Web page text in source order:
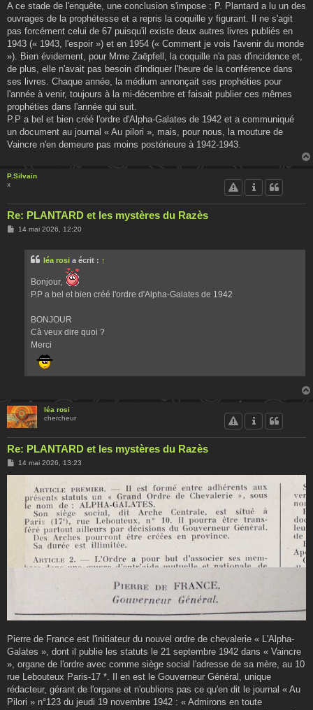
A ce stade de l'enquête, une conclusion s'impose : P. Plantard a lu un des
ouvrages de la prophétesse et a repris la coquille y figurant. Il ne s'agit
pas forcément celui de 67 puisqu'il existe deux autres livres publiés en
1943 (« 1943, l'espoir ») et en 1954 (« Comment je vois l'avenir du monde
»). Bien évidement, pour Mme Zaëpfell, la coquille n'a pas d'incidence et,
de plus, elle n'avait pas besoin d'indiquer l'heure de la conférence dans
ses livres. Chaque année, la médium annonçait ses prophéties pour
l'année à venir, toujours à la mi-décembre et faisait publier ces mêmes
prophéties dans l'année qui suit.
P.P a bel et bien créé l'ordre d'Alpha-Galates de 1942 et a communiqué
un document au journal « Au pilori », mais, pour nous, la mouture de
Vaincre n'en demeure pas moins postérieure à 1942-1943.
P.Silvain
x
Re: PLANTARD et les mystères du Razès
M14 mai 2026, 12:20
léa rosi a écrit : ↑
Bonjour,
P.P a bel et bien créé l'ordre d'Alpha-Galates de 1942
BONJOUR
Cà veux dire quoi ?
Merci
léa rosi
chercheur
Re: PLANTARD et les mystères du Razès
M14 mai 2026, 13:23
Pierre de France est l'initiateur du nouvel ordre de chevalerie « L'Alpha-
Galates », dont il publie les statuts le 21 septembre 1942 dans « Vaincre
», organe de l'ordre avec comme siège social l'adresse de sa mère, au 10
rue Lebouteux Paris-17 *. Il en est le Gouverneur Général, unique
rédacteur, gérant de l'organe et n'oublions pas ce qu'en dit le journal « Au
Pilori » n°123 du jeudi 19 novembre 1942 : « Admirons en toute